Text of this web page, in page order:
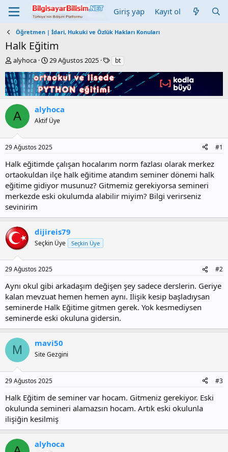
Giriş yap Kayıt ol
Öğretmen | İdari, Hukuki ve Özlük Hakları Konuları
Halk Eğitim
K
n
b
u
y
u
a
l
a
t
a
n
alyhoca
B
ş
l
a
g
ı
a
r
i
h
i
29 Ağustos 2025
E
i
e
bt
A alyhoca
Aktif Üye
29 Ağustos 2025 #1
Halk eğitimde çalışan hocalarım norm fazlası olarak merkez
ortaokuldan ilçe halk eğitime atandım seminer dönemi halk
eğitime gidiyor musunuz? Gitmemiz gerekiyorsa semineri
merkezde eski okulumda alabilir miyim? Bilgi verirseniz
sevinirim
dijireis79
Seçkin Üye Seçkin Üye
29 Ağustos 2025 #2
Aynı okul gibi arkadaşım değişen şey sadece derslerin. Geriye
kalan mevzuat hemen hemen aynı. İlişik kesip başladıysan
seminerde Halk Eğitime gitmen gerek. Yok kesmediysen
seminerde eski okuluna gidersin.
M mavi50
Site Gezgini
29 Ağustos 2025 #3
Halk Eğitim de seminer var hocam. Gitmeniz gerekiyor. Eski
okulunda semineri alamazsın hocam. Artık eski okulunla
ilişiğin kesilmiş
alyhoca